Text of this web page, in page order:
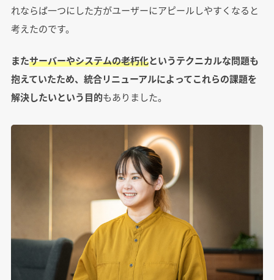
れならば一つにした方がユーザーにアピールしやすくなると
考えたのです。
またサーバーやシステムの老朽化というテクニカルな問題も
抱えていたため、統合リニューアルによってこれらの課題を
解決したいという目的もありました。